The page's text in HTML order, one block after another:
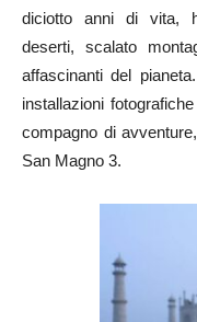
diciotto anni di vita,
deserti, scalato
affascinanti del
installazioni
compagno di
San Magno 3.